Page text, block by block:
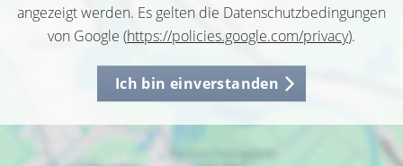
angezeigt werden. Es gelten die Datenschutzbedingungen
von Google (https://policies.google.com/privacy).
Ich bin einverstanden